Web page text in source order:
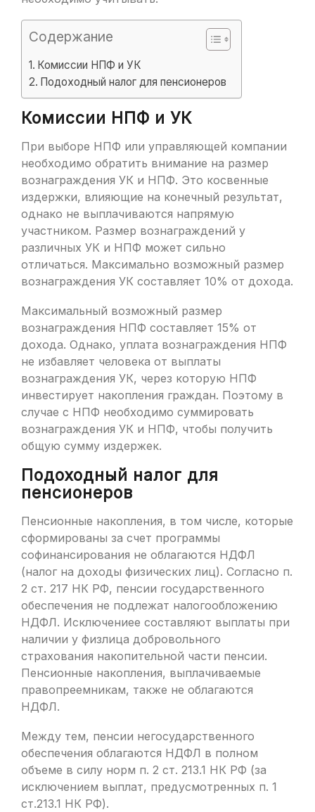
Содержание
Комиссии НПФ и УК
Подоходный налог для пенсионеров
Комиссии НПФ и УК
При выборе НПФ или управляющей компании
необходимо обратить внимание на размер
вознаграждения УК и НПФ. Это косвенные
издержки, влияющие на конечный результат,
однако не выплачиваются напрямую
участником. Размер вознаграждений у
различных УК и НПФ может сильно
отличаться. Максимально возможный размер
вознаграждения УК составляет 10% от дохода.
Максимальный возможный размер
вознаграждения НПФ составляет 15% от
дохода. Однако, уплата вознаграждения НПФ
не избавляет человека от выплаты
вознаграждения УК, через которую НПФ
инвестирует накопления граждан. Поэтому в
случае с НПФ необходимо суммировать
вознаграждения УК и НПФ, чтобы получить
общую сумму издержек.
Подоходный налог для
пенсионеров
Пенсионные накопления, в том числе, которые
сформированы за счет программы
софинансирования не облагаются НДФЛ
(налог на доходы физических лиц). Согласно п.
2 ст. 217 НК РФ, пенсии государственного
обеспечения не подлежат налогообложению
НДФЛ. Исключениее составляют выплаты при
наличии у физлица добровольного
страхования накопительной части пенсии.
Пенсионные накопления, выплачиваемые
правопреемникам, также не облагаются
НДФЛ.
Между тем, пенсии негосударственного
обеспечения облагаются НДФЛ в полном
объеме в силу норм п. 2 ст. 213.1 НК РФ (за
исключением выплат, предусмотренных п. 1
ст.213.1 НК РФ).